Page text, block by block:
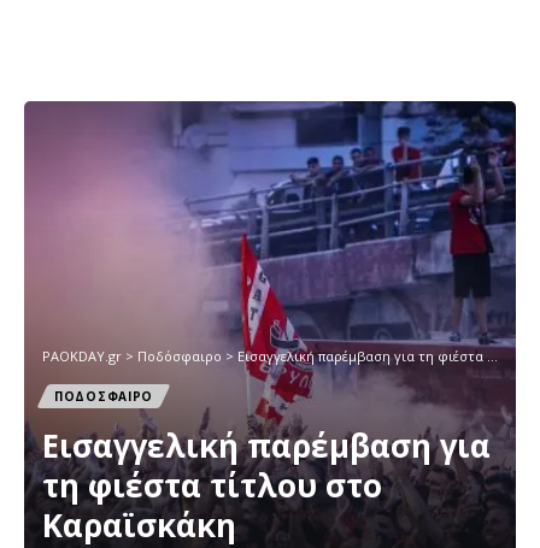
PAOKDAY.gr > Ποδόσφαιρο > Εισαγγελική παρέμβαση για τη φιέστα τίτλου στο Καραϊσκάκη
ΠΟΔΟΣΦΑΙΡΟ
Εισαγγελική παρέμβαση για
τη φιέστα τίτλου στο
Καραϊσκάκη